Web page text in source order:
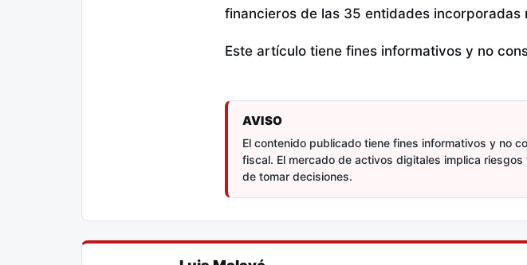
financieros de las 35 entidades incorporadas
Este artículo tiene fines informativos y no
AVISO
El contenido publicado tiene fines informativos y no
fiscal. El mercado de activos digitales implica
de tomar decisiones.